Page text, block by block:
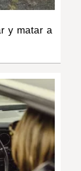
y matar a